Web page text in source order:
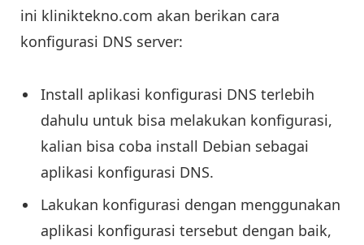
ini kliniktekno.com akan berikan cara
konfigurasi DNS server:
Install aplikasi konfigurasi DNS terlebih
dahulu untuk bisa melakukan konfigurasi,
kalian bisa coba install Debian sebagai
aplikasi konfigurasi DNS.
Lakukan konfigurasi dengan menggunakan
aplikasi konfigurasi tersebut dengan baik,